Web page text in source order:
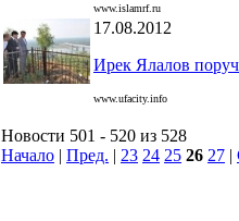
www.islamrf.ru
17.08.2012
Ирек Ялалов
www.ufacity.info
Новости 501 - 520 из 528
Начало | Пред. | 23 24 25 26 27 |